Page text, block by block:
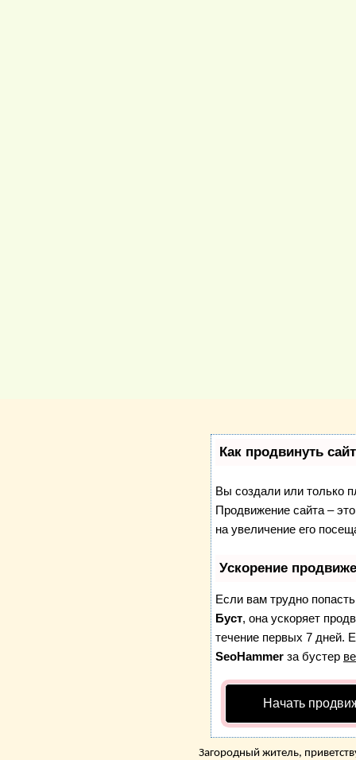
Как продвинуть
Вы создали или только
Продвижение сайта –
на увеличение его
Ускорение
Если вам трудно
Буст, она ускоряет
течение первых 7 дней.
SeoHammer за бустер
Начать
Загородный житель,